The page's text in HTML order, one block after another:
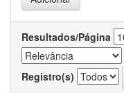
Resultados/Página
Registro(s)